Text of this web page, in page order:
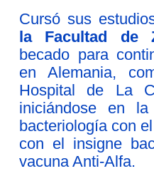
Cursó sus
la Facultad de
becado para
en Alemania,
Hospital de La
iniciándose en
bacteriología con
con el insigne
vacuna Anti-Alfa.